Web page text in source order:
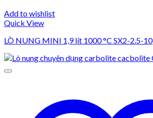
Add to wishlist
Quick View
LÒ NUNG MINI 1,9 lít 1000 °C SX2-2.5-10